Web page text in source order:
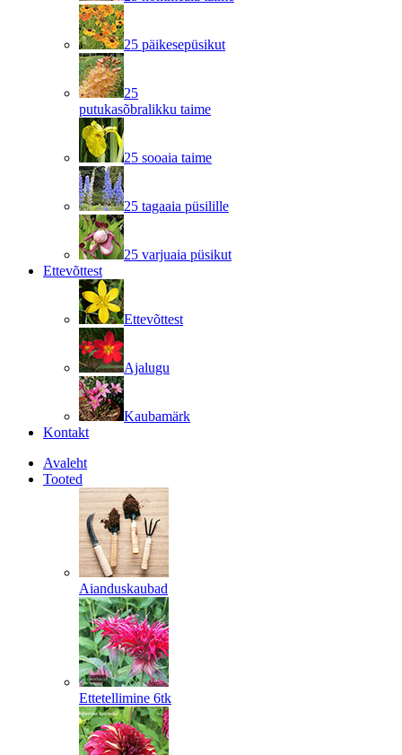
25 päikesepüsikut
25
putukasõbralikku taime
25 sooaia taime
25 tagaaia püsilille
25 varjuaia püsikut
Ettevõttest
Ettevõttest
Ajalugu
Kaubamärk
Kontakt
Avaleht
Tooted
Aianduskaubad
Ettetellimine 6tk